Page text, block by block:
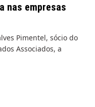
nas empresas
Pimentel, sócio do
Associados, a